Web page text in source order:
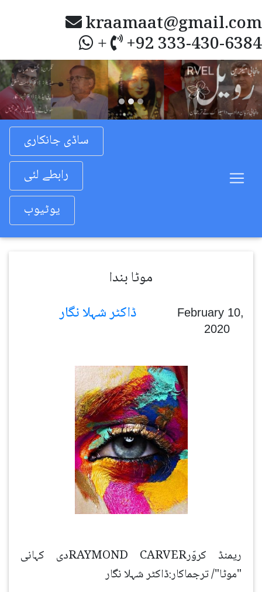
kraamaat@gmail.com
+ +92 333-430-6384
Previous
ساڈی جانکاری
رابطے لئی
یوٹیوب
موٹا بندا
February 10,
2020
ریمنڈ کروّرRAYMOND CARVERدی کہانی
"موٹا"/ ترجماکار:ڈاکٹر شہلا نگار